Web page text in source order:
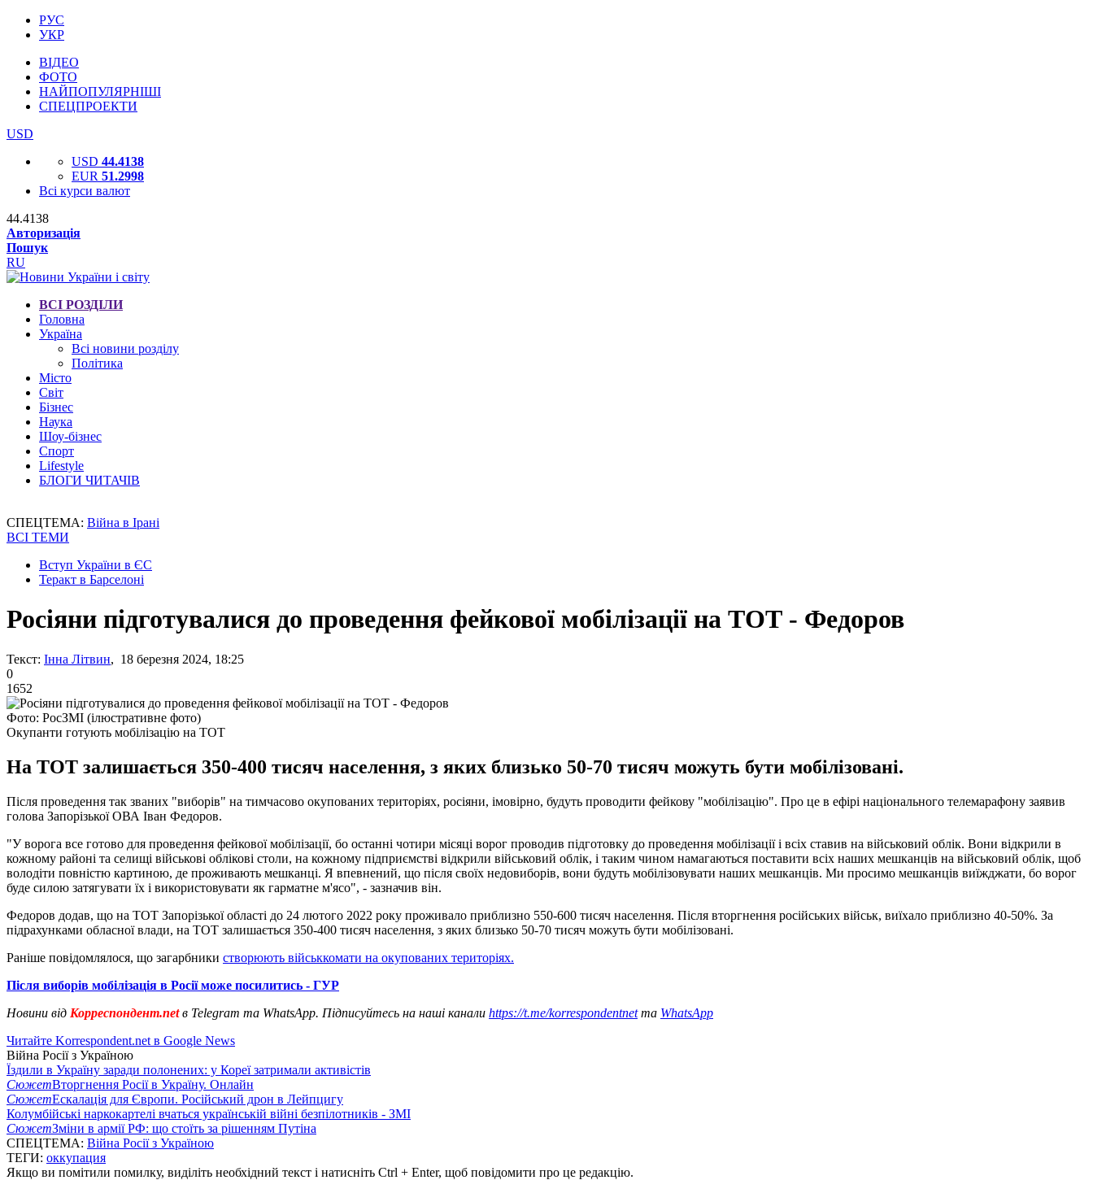
РУС
УКР
ВІДЕО
ФОТО
НАЙПОПУЛЯРНІШІ
СПЕЦПРОЕКТИ
USD
USD 44.4138
EUR 51.2998
Всі курси валют
44.4138
Авторизація
Пошук
RU
ВСІ РОЗДІЛИ
Головна
Україна
Всі новини розділу
Політика
Місто
Світ
Бізнес
Наука
Шоу-бізнес
Спорт
Lifestyle
БЛОГИ ЧИТАЧІВ
СПЕЦТЕМА: Війна в Ірані
ВСІ ТЕМИ
Вступ України в ЄС
Теракт в Барселоні
Росіяни підготувалися до проведення фейкової мобілізації на ТОТ - Федоров
Текст: Інна Літвин, 18 березня 2024, 18:25
0
1652
Фото: РосЗМІ (ілюстративне фото)
Окупанти готують мобілізацію на ТОТ
На ТОТ залишається 350-400 тисяч населення, з яких близько 50-70 тисяч можуть бути мобілізовані.
Після проведення так званих "виборів" на тимчасово окупованих територіях, росіяни, імовірно, будуть проводити фейкову "мобілізацію". Про це в ефірі національного телемарафону заявив
голова Запорізької ОВА Іван Федоров.
"У ворога все готово для проведення фейкової мобілізації, бо останні чотири місяці ворог проводив підготовку до проведення мобілізації і всіх ставив на військовий облік. Вони відкрили в
кожному районі та селищі військові облікові столи, на кожному підприємстві відкрили військовий облік, і таким чином намагаються поставити всіх наших мешканців на військовий облік, щоб
володіти повністю картиною, де проживають мешканці. Я впевнений, що після своїх недовиборів, вони будуть мобілізовувати наших мешканців. Ми просимо мешканців виїжджати, бо ворог
буде силою затягувати їх і використовувати як гарматне м'ясо", - зазначив він.
Федоров додав, що на ТОТ Запорізької області до 24 лютого 2022 року проживало приблизно 550-600 тисяч населення. Після вторгнення російських військ, виїхало приблизно 40-50%. За
підрахунками обласної влади, на ТОТ залишається 350-400 тисяч населення, з яких близько 50-70 тисяч можуть бути мобілізовані.
Раніше повідомлялося, що загарбники створюють військкомати на окупованих територіях.
Після виборів мобілізація в Росії може посилитись - ГУР
Новини від Корреспондент.netв Telegram та WhatsApp. Підписуйтесь на наші канали https://t.me/korrespondentnetта WhatsApp
Читайте Korrespondent.net в Google News
Війна Росії з Україною
Їздили в Україну заради полонених: у Кореї затримали активістів
СюжетВторгнення Росії в Україну. Онлайн
СюжетЕскалація для Європи. Російський дрон в Лейпцигу
Колумбійські наркокартелі вчаться українській війні безпілотників - ЗМІ
СюжетЗміни в армії РФ: що стоїть за рішенням Путіна
СПЕЦТЕМА: Війна Росії з Україною
ТЕГИ: оккупация
Якщо ви помітили помилку, виділіть необхідний текст і натисніть Ctrl + Enter, щоб повідомити про це редакцію.